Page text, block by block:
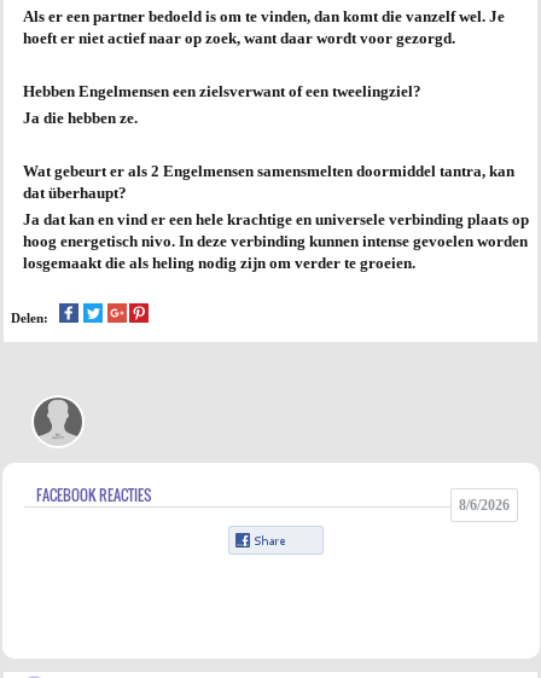
Als er een partner bedoeld is om te vinden, dan komt die vanzelf wel. Je
hoeft er niet actief naar op zoek, want daar wordt voor gezorgd.
Hebben Engelmensen een zielsverwant of een tweelingziel?
Ja die hebben ze.
Wat gebeurt er als 2 Engelmensen samensmelten doormiddel tantra, kan
dat überhaupt?
Ja dat kan en vind er een hele krachtige en universele verbinding plaats op
hoog energetisch nivo. In deze verbinding kunnen intense gevoelen worden
losgemaakt die als heling nodig zijn om verder te groeien.
Delen:
FACEBOOK REACTIES 8/6/2026